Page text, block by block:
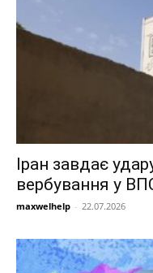
Іран завдає
вербування у
maxwelhelp - 22.07.2026